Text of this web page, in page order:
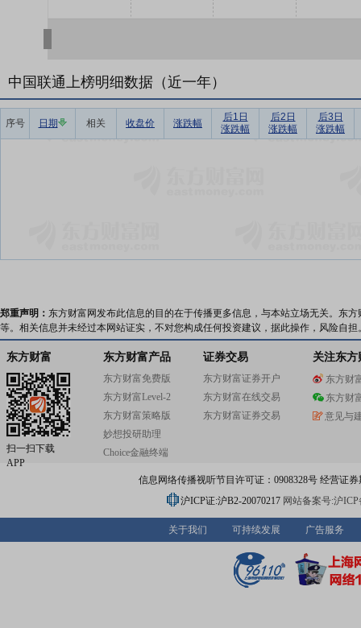
中国联通上榜明细数据（近一年）
序号 日期 相关 收盘价 涨跌幅
后1日
涨跌幅
后2日
涨跌幅
后3日
涨跌幅
郑重声明： 东方财富网发布此信息的目的在于传播更多信息，与本站立场无关。东
等。相关信息并未经过本网站证实，不对您构成任何投资建议，据此操作，风险自担